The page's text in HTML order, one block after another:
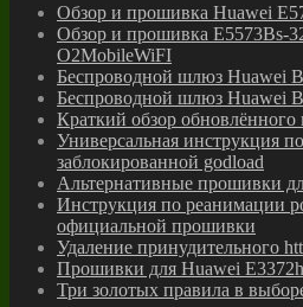
Обзор и прошивка Huawei
Обзор и прошивка E5573Bs-
O2MobileWiFI
Беспроводной шлюз Huawei
Беспроводной шлюз Huawei
Краткий обзор
Универсальная инструкция
заблокированной godload
Альтернативные прошивки
Инструкция по реанимации
официальной прошивки
Удаление принудительного
Прошивки для Huawei E3372h
Три золотых правила в